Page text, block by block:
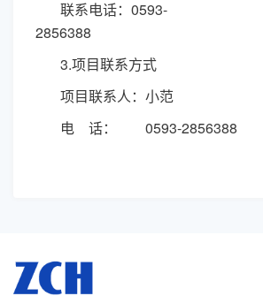
联系电话： 0593-
2856388
3.项目联系方式
项目联系人：小范
电 话： 0593-2856388